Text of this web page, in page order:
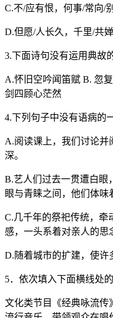
C.不/应有恨，何事/常向/
D.但愿/人长久，千里/共婵
3.下面诗句没有运用典故
A.怀旧空吟闻笛赋 B. 忽
剑四顾心茫然
4.下列句子中没有语病
A.阅读课上，我们讨论并
深。
B.艺人们过去一贯遭白眼
眼与青睐之间，他们体味
C.几千年的祭祀传统，牵
感，一头系着对亲人的思
D.随着城市的扩建，使许
5．依次填入下面横线处
文化类节目《经典咏流传